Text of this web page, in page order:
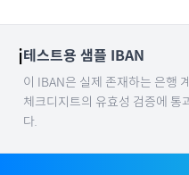
ℹ️테스트용 샘플 IBAN
이 IBAN은 실제 존재하는 은행
체크디지트의 유효성 검증에 통
다.